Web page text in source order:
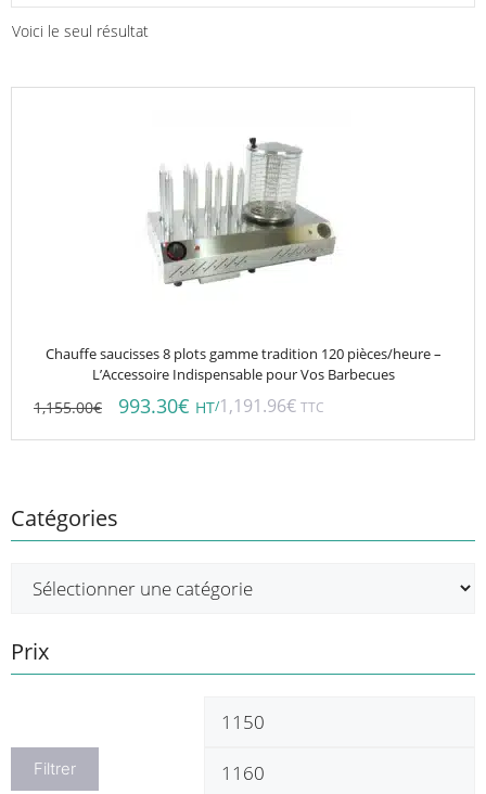
Voici le seul résultat
Chauffe saucisses 8 plots gamme tradition 120 pièces/heure –
L’Accessoire Indispensable pour Vos Barbecues
1,155.00€ 993.30€ HT/1,191.96€ TTC
Catégories
Prix
Prix
Filtrer